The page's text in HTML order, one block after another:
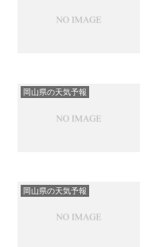
岡山県の天気予報
岡山県の天気予報